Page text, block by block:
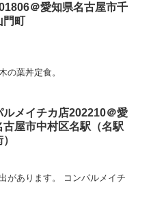
＠愛知県名古屋市千
門町
の葉丼定食。
ルメイチカ店202210＠愛
古屋市中村区名駅（名駅
があります。 コンパルメイチ